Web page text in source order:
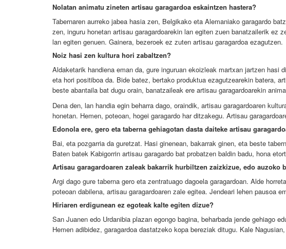
Nolatan animatu zineten artisau garagardoa eskaintzen hastera?
Tabernaren aurreko jabea hasia zen, Belgikako eta Alemaniako garagardo
zen, inguru honetan artisau garagardoarekin lan egiten zuen banatzailerik ez
lan egiten genuen. Gainera, bezeroek ez zuten artisau garagardoa ezagutzen.
Noiz hasi zen kultura hori zabaltzen?
Aldaketarik handiena eman da, gure inguruan ekoizleak martxan jartzen hasi
eta hori positiboa da. Bide batez, bertako produktua ezagutzearekin batera,
beste abantaila bat dugu orain, banatzaileak ere artisau garagardoarekin
Dena den, lan handia egin beharra dago, oraindik, artisau garagardoaren
honetan. Hemen, poteoan, hogei garagardo har ditzakegu. Artisau
Edonola ere, gero eta taberna gehiagotan dasta daiteke artisau
Bai, eta pozgarria da guretzat. Hasi ginenean, bakarrak ginen, eta beste
Baten batek Kabigorrin artisau garagardo bat probatzen baldin badu, hona
Artisau garagardoaren zaleak bakarrik hurbiltzen zaizkizue, edo auzoko
Argi dago gure taberna gero eta zentratuago dagoela garagardoan. Alde
poteoan dabilena, artisau garagardoaren zale egitea. Jendeari lehen pausoa
Hiriaren erdigunean ez egoteak kalte egiten dizue?
San Juanen edo Urdanibia plazan egongo bagina, beharbada jende gehiago
Hemen adibidez, garagardoa dastatzeko kopa bereziak ditugu. Kale